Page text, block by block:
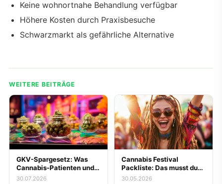
Keine wohnortnahe Behandlung verfügbar
Höhere Kosten durch Praxisbesuche
Schwarzmarkt als gefährliche Alternative
WEITERE BEITRÄGE
GKV-Spargesetz: Was
Cannabis-Patienten und
Messe-Besucher zur
30.07.2026
Cannabis Festival
Packliste: Das musst du
mitnehmen
30.05.2026